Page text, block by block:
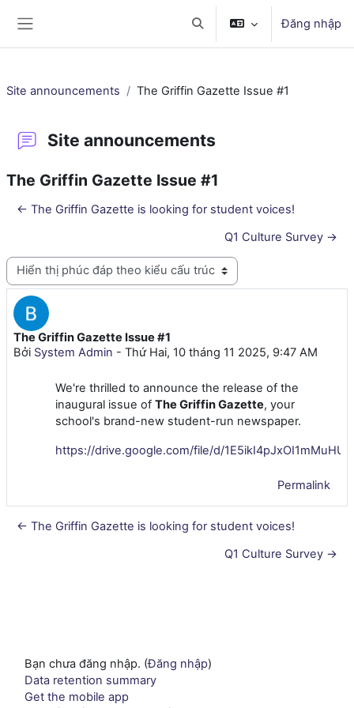
Chuyển đổi chọn tìm kiếm
Đăng nhập
Site announcements The Griffin Gazette Issue #1
Site announcements
The Griffin Gazette Issue #1
← The Griffin Gazette is looking for student voices!
Q1 Culture Survey →
Chế độ hiển thị
The Griffin Gazette Issue #1
Bởi System Admin - Thứ Hai, 10 tháng 11 2025, 9:47 AM
Số lượng các câu trả lời: 0
We're thrilled to announce the release of the
inaugural issue of The Griffin Gazette, your
school's brand-new student-run newspaper.
https://drive.google.com/file/d/
Permalink
← The Griffin Gazette is looking for student voices!
Q1 Culture Survey →
Bạn chưa đăng nhập. (Đăng nhập)
Data retention summary
Get the mobile app